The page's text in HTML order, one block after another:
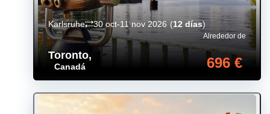
Toronto,
Canadá
Alrededor de
696 €
Karlsruhe 30 oct-11 nov 2026 (12 días)